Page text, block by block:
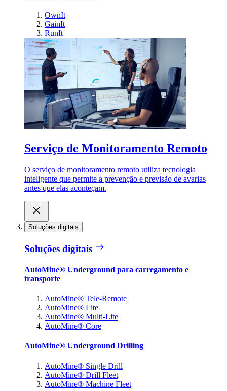
OwnIt
GainIt
RunIt
Serviço de Monitoramento Remoto
O serviço de monitoramento remoto utiliza tecnologia
inteligente que permite a prevenção e previsão de avarias
antes que elas aconteçam.
Soluções digitais
Soluções digitais
AutoMine® Underground para carregamento e
transporte
AutoMine® Tele-Remote
AutoMine® Lite
AutoMine® Multi-Lite
AutoMine® Core
AutoMine® Underground Drilling
AutoMine® Single Drill
AutoMine® Drill Fleet
AutoMine® Machine Fleet